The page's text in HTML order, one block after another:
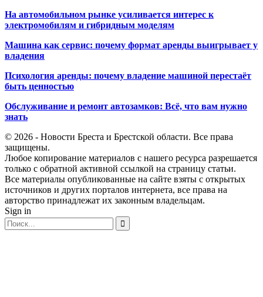
На автомобильном рынке усиливается интерес к
электромобилям и гибридным моделям
Машина как сервис: почему формат аренды выигрывает у
владения
Психология аренды: почему владение машиной перестаёт
быть ценностью
Обслуживание и ремонт автозамков: Всё, что вам нужно
знать
© 2026 - Новости Бреста и Брестской области. Все права
защищены.
Любое копирование материалов с нашего ресурса разрешается
только с обратной активной ссылкой на страницу статьи.
Все материалы опубликованные на сайте взяты с открытых
источников и других порталов интернета, все права на
авторство принадлежат их законным владельцам.
Sign in